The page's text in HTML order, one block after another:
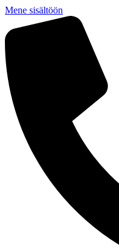
Mene sisältöön